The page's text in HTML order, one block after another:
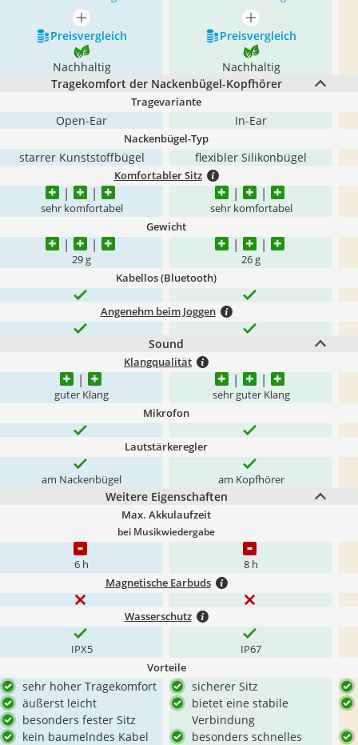
mehr anzeigen
mehr anzeigen
Preis­vergleich
Preis­vergleich
Nachhaltig
Nachhaltig
Tragekomfort der Nackenbügel-Kopfhörer
Tragevariante
Open-Ear In-Ear
Nackenbügel-Typ
starrer Kunststoffbügel flexibler Silikonbügel
Komfortabler Sitz
sehr komfortabel sehr komfortabel
Gewicht
29 g 26 g
Kabellos (Bluetooth)
Angenehm beim Joggen
Sound
Klangqualität
guter Klang sehr guter Klang
Mikrofon
Lautstärkeregler
am Nackenbügel am Kopfhörer
Weitere Eigenschaften
Max. Akkulaufzeit
bei Musikwiedergabe
6 h 8 h
Magnetische Earbuds
Wasserschutz
IPX5 IP67
Vorteile
sehr hoher Tragekomfort
äußerst leicht
besonders fester Sitz
kein baumelndes Kabel
sicherer Sitz
bietet eine stabile
Verbindung
besonders schnelles